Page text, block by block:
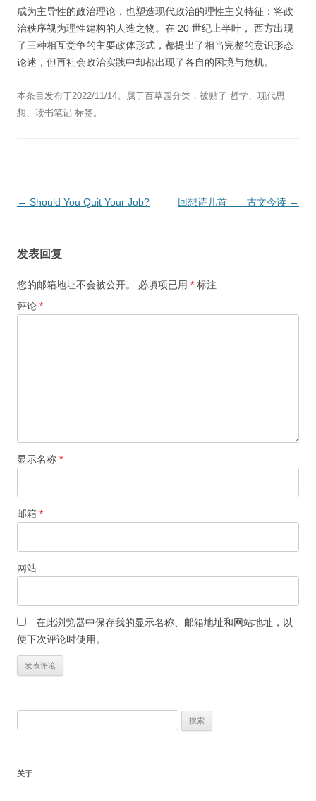
成为主导性的政治理论，也塑造现代政治的理性主义特征：将政
治秩序视为理性建构的人造之物。在 20 世纪上半叶， 西方出现
了三种相互竞争的主要政体形式，都提出了相当完整的意识形态
论述，但再社会政治实践中却都出现了各自的困境与危机。
本条目发布于2022/11/14。属于百草园分类，被贴了 哲学、 现代思
想、 读书笔记 标签。
文
航
← Should You Quit Your Job? 回想诗几首——古文今读 →
发表回复
您的邮箱地址不会被公开。 必填项已用 * 标注
评论 *
显示名称 *
邮箱 *
网站
在此浏览器中保存我的显示名称、邮箱地址和网站地址，以
便下次评论时使用。
关于